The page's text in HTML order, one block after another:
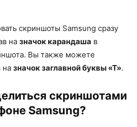
скриншоты Samsung сразу
на значок карандаша в
Вы также можете
на значок заглавной буквы «Т».
скриншотами
Samsung?